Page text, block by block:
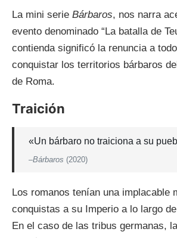
La mini serie Bárbaros, nos narra
evento denominado “La batalla de
contienda significó la renuncia a
conquistar los territorios bárbaros
de Roma.
Traición
«Un bárbaro no traiciona a su
–Bárbaros (2020)
Los romanos tenían una implacable
conquistas a su Imperio a lo largo
En el caso de las tribus germanas,